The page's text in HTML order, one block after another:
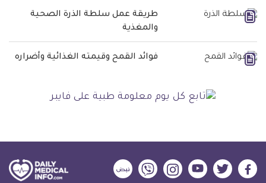
طريقة عمل سلطة الذرة الصحية
والمغذية
فوائد القمح وقيمته الغذائية وأضراره
ديلي
ديلي
ديلي
ديلي
ديلي
ديلي